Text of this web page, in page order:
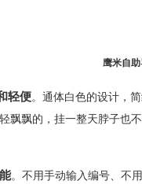
鹰米自
轻便。通体白色的设计，
飘飘的，挂一整天脖子也
。不用手动输入编号、不